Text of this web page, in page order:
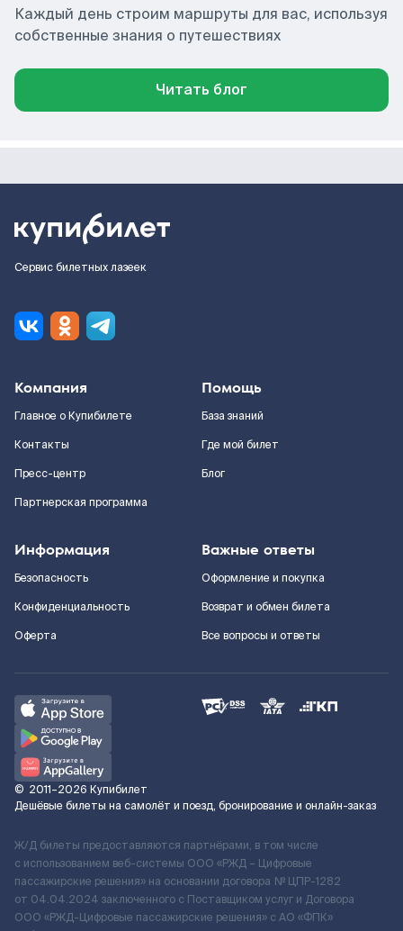
Каждый день строим маршруты для вас, используя
собственные знания о путешествиях
Читать блог
Сервис билетных лазеек
Компания
Главное о Купибилете
Контакты
Пресс-центр
Партнерская программа
Помощь
База знаний
Где мой билет
Блог
Информация
Безопасность
Конфиденциальность
Оферта
Важные ответы
Оформление и покупка
Возврат и обмен билета
Все вопросы и ответы
© 2011–2026 Купибилет
Дешёвые билеты на самолёт и поезд, бронирование и онлайн-заказ
Ж/Д билеты предоставляются партнёрами, в том числе
с использованием веб-системы ООО «РЖД – Цифровые
пассажирские решения» на основании договора № ЦПР-1282
от 04.04.2024 заключенного с Поставщиком услуг и Договора
ООО «РЖД-Цифровые пассажирские решения» c АО «ФПК»